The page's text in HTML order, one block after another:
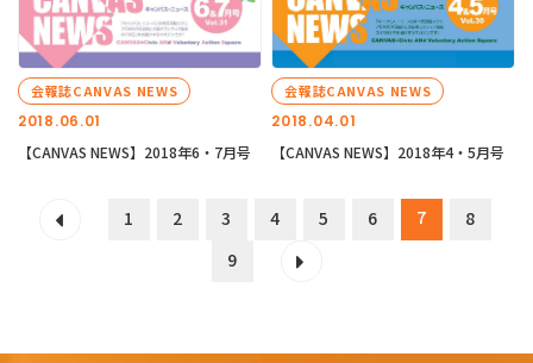
2018.06.01
会報誌CANVAS NEWS
【CANVAS NEWS】2018年6・7月号
2018.04.01
会報誌CANVAS NEWS
【CANVAS NEWS】2018年4・5月号
1 2 3 4 5 6 7
8
9